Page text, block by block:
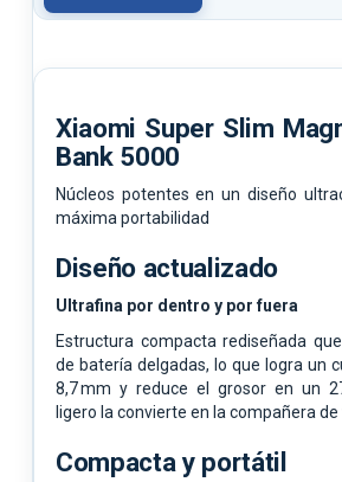
Xiaomi Super Slim
Bank 5000
Núcleos potentes en un diseño
máxima portabilidad
Diseño actualizado
Ultrafina por dentro y por fuera
Estructura compacta rediseñada
de batería delgadas, lo que logra un
8,7 mm y reduce el grosor en un
ligero la convierte en la compañera de
Compacta y portátil